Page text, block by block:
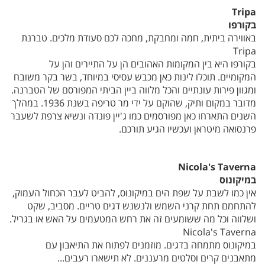
Tripa
בקורפו
באווירה ביתית, חמה ומחבקת, מחכה לכם סעודת מלכים. טברנת
Tripa
בקורפו היא בין המקומות האהובים הן על התיירים והן על
המקומיים. תוכלו לינות כאן מכבש עסיסי במיוחד, בשר בקר משובח
ומגוון פירות עונתיים והכל מלווה ביין הביתי המפורסם של הטברנה.
מדובר במקום ותיק, שהוקם על ידי מר טריפה בשנת 1936. במהלך
השנים התארחו כאן מפורסמים כמו ג'יין פונדה ונשיא צרפת לשעבר
פרנסואה מיטראן ועכשיו הגיע תורכם.
Nicola's Taverna
במיקונוס
אין כמו לשבת על שפת הים במיקונוס, להביט לעבר הכחול העמוק,
להתחמם תחת קרני השמש ולנשנש דגים טריים. מסביב, שקט
ושלווה וכל מה ששומעים זה את רחש המטעמים על האש או בגריל.
Nicola's Taverna
במיקונוס מתמחה בדגים. מוזמנים לפתוח את התיאבון עם
מתאבנים קרים וסלטים מרעננים. לא תישארו רעבים...